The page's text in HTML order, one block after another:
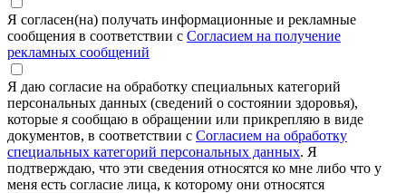
Я согласен(на) получать информационные и рекламные
сообщения в соответствии с Согласием на получение
рекламных сообщений
Я даю согласие на обработку специальных категорий
персональных данных (сведений о состоянии здоровья),
которые я сообщаю в обращении или прикрепляю в виде
документов, в соответствии с Согласием на обработку
специальных категорий персональных данных. Я
подтверждаю, что эти сведения относятся ко мне либо что у
меня есть согласие лица, к которому они относятся